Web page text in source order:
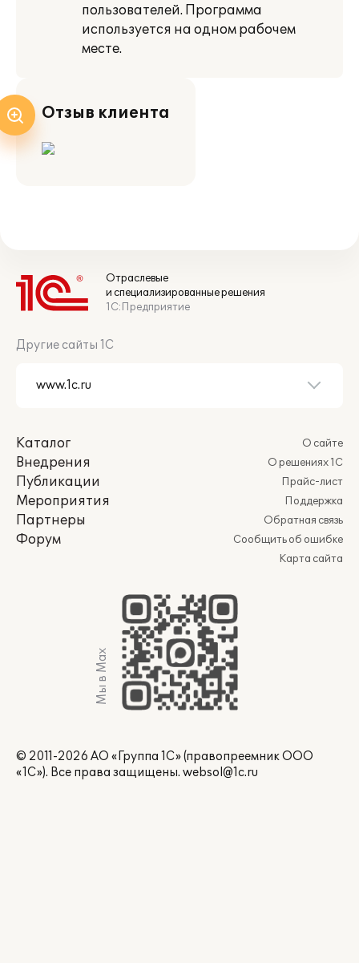
пользователей. Программа
используется на одном рабочем
месте.
Отзыв клиента
Отраслевые
и специализированные решения
1С:Предприятие
Другие сайты 1С
Каталог
Внедрения
Публикации
Мероприятия
Партнеры
Форум
О сайте
О решениях 1С
Прайс-лист
Поддержка
Обратная связь
Сообщить об ошибке
Карта сайта
Мы в Max
© 2011-2026 АО «Группа 1С» (правопреемник ООО
«1С»). Все права защищены. websol@1c.ru